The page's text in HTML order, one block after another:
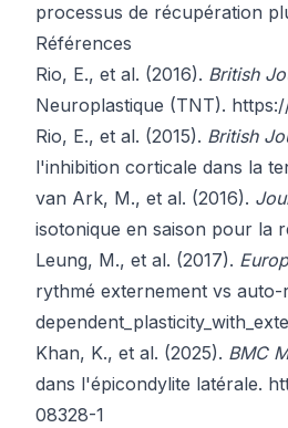
processus de récupération
Références
Rio, E., et al. (2016). British
Neuroplastique (TNT).
Rio, E., et al. (2015). British
l'inhibition corticale dans la
van Ark, M., et al. (2016).
isotonique en saison pour la
Leung, M., et al. (2017).
rythmé externement vs auto-
Khan, K., et al. (2025). BMC
dans l'épicondylite latérale.
08328-1